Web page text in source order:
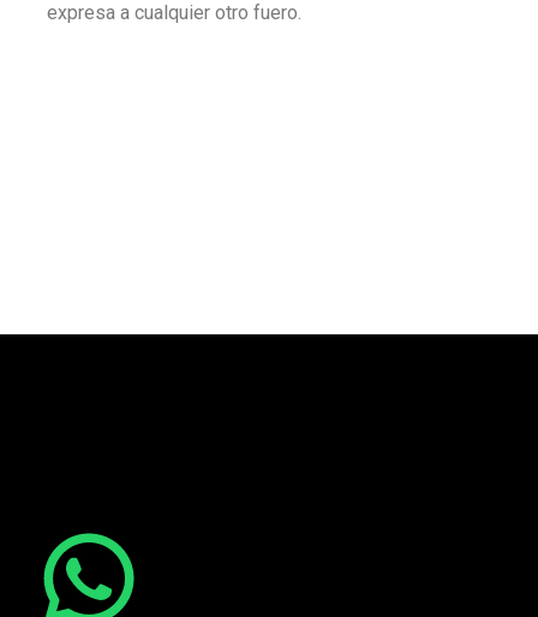
expresa a cualquier otro fuero.